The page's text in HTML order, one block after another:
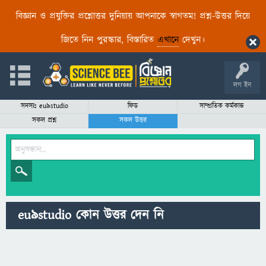
বিজ্ঞান ও প্রযুক্তির প্রশ্নোত্তর দুনিয়ায় আপনাকে স্বাগতম! প্রশ্ন-উত্তর দিয়ে
জিতে নিন পুরস্কার, বিস্তারিত এখানেদেখুন।
লগ ইন
সদস্যঃ eu9studio ফিড
সাম্প্রতিক কর্মকান্ড
সকল প্রশ্ন
সকল উত্তর
eu9studio কোন উত্তর দেন নি